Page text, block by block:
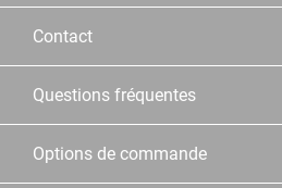
Contact
Questions fréquentes
Options de commande